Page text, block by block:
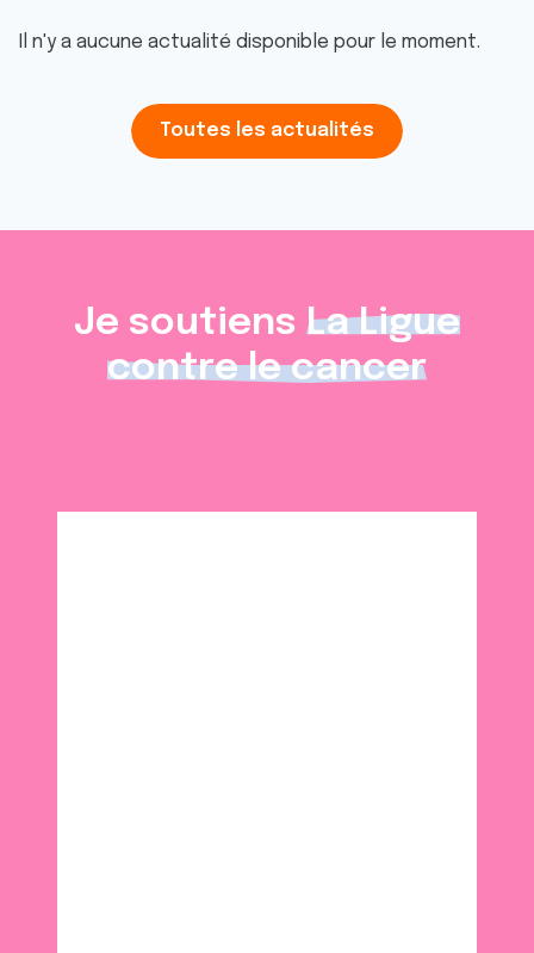
Il n'y a aucune actualité disponible pour le moment.
Toutes les actualités
Je soutiens La Ligue
contre le cancer